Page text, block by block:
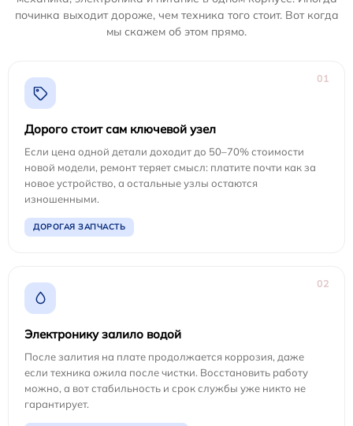
починка выходит дороже, чем техника того стоит. Вот когда
мы скажем об этом прямо.
01
Дорого стоит сам ключевой узел
Если цена одной детали доходит до 50–70% стоимости
новой модели, ремонт теряет смысл: платите почти как за
новое устройство, а остальные узлы остаются
изношенными.
ДОРОГАЯ ЗАПЧАСТЬ
02
Электронику залило водой
После залития на плате продолжается коррозия, даже
если техника ожила после чистки. Восстановить работу
можно, а вот стабильность и срок службы уже никто не
гарантирует.